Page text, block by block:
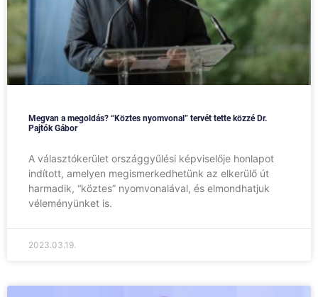
Megvan a megoldás? “Köztes nyomvonal” tervét tette közzé Dr.
Pajtók Gábor
A választókerület országgyűlési képviselője honlapot
indított, amelyen megismerkedhetünk az elkerülő út
harmadik, “köztes” nyomvonalával, és elmondhatjuk
véleményünket is.
2023.03.19.